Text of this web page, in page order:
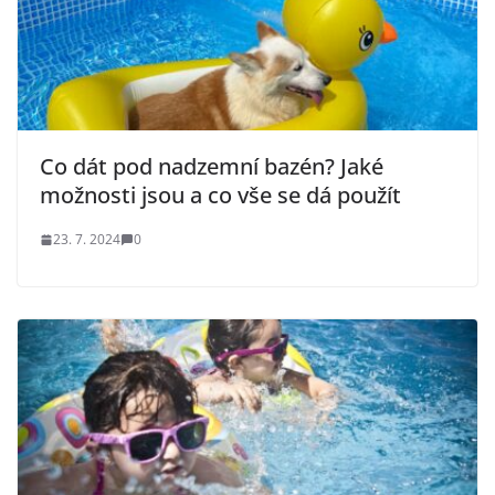
Co dát pod nadzemní bazén? Jaké
možnosti jsou a co vše se dá použít
23. 7. 2024 0